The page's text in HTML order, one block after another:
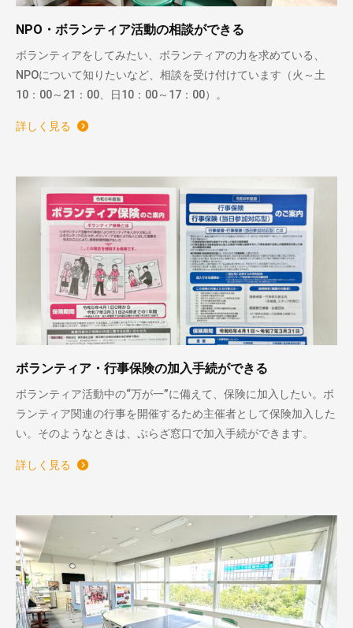
NPO・ボランティア活動の相談ができる
ボランティアをしてみたい、ボランティアの力を求めている、
NPOについて知りたいなど、相談を受け付けています（火～土
10：00～21：00、日10：00～17：00）。
詳しく見る
ボランティア・行事保険の加入手続ができる
ボランティア活動中の“万が一”に備えて、保険に加入したい。ボ
ランティア関連の行事を開催するため主催者として保険加入した
い。そのようなときは、ぷらざ窓口で加入手続ができます。
詳しく見る